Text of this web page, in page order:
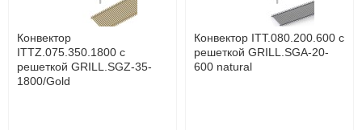
58 365
Подробнее
54 243
Конвектор
ITTZ.075.350.1800 с
решеткой GRILL.SGZ-35-
1800/Gold
Конвектор ITT.080.200.600 с
решеткой GRILL.SGA-20-
600 natural